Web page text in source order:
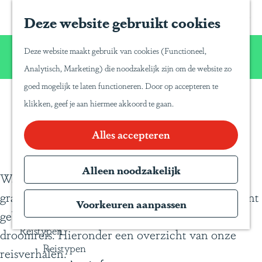
Deze website gebruikt cookies
Deze website maakt gebruik van cookies (Functioneel,
Analytisch, Marketing) die noodzakelijk zijn om de website zo
goed mogelijk te laten functioneren. Door op accepteren te
klikken, geef je aan hiermee akkoord te gaan.
Alles accepteren
Alleen noodzakelijk
Voorkeuren aanpassen
p
a
Inspiratie
Reisinspiratie
Blog
Duurzaam reizen
Gente Mágica
Inspiratiedagen
KLM Holland
Herald
Magazine
Webinars
Reistypen
Reistypen
k
a
T
a
e
Wij willen u net zo van Latijns-Amerika laten
genieten zoals wij dat zelf doen!
Blogs
Waar u naar toe gaat, zijn wij geweest. Wij delen
graag onze reiservaringen en tips met u, die u kunt
gebruiken voor het samenstellen van uw eigen
droomreis. Hieronder een overzicht van onze
reisverhalen.